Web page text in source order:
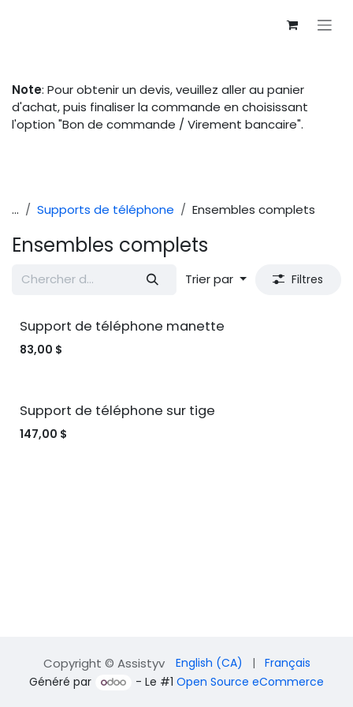
Note: Pour obtenir un devis, veuillez aller au panier
d'achat, puis finaliser la commande en choisissant
l'option "Bon de commande / Virement bancaire".
... Supports de téléphone Ensembles complets
Ensembles complets
Trier par Filtres
Support de téléphone manette
83,00 $
Support de téléphone sur tige
147,00 $
Copyright © Assistyv English (CA) |
Français
Généré par
- Le #1Open Source eCommerce